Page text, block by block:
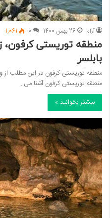
آرام 26 بهمن 1400 0
1,061
منطقه توریستی کرفون،
بابلسر
منطقه توریستی کرفون در این مطلب از
منطقه توریستی کرفون آشنا می…
بیشتر بخوانید »